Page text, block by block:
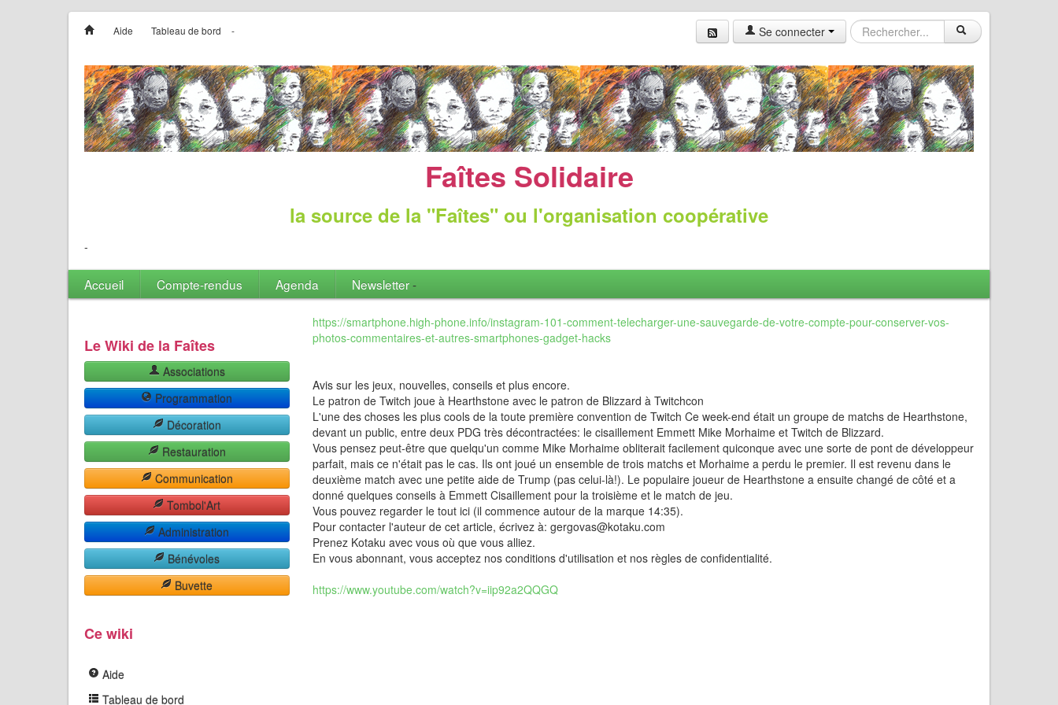
Se connecter
Aide Tableau de bord -
Faîtes Solidaire
la source de la "Faîtes" ou l'organisation coopérative
-
Accueil Compte-rendus Agenda Newsletter-
Le Wiki de la Faîtes
Associations
Programmation
Décoration
Restauration
Communication
Tombol'Art
Administration
Bénévoles
Buvette
Ce wiki
Aide
Tableau de bord
https://smartphone.high-phone.info/instagram-101-comment-telecharger-une-sauvegarde-de-votre-compte-pour-conserver-vos-
photos-commentaires-et-autres-smartphones-gadget-hacks
Avis sur les jeux, nouvelles, conseils et plus encore.
Le patron de Twitch joue à Hearthstone avec le patron de Blizzard à Twitchcon
L'une des choses les plus cools de la toute première convention de Twitch Ce week-end était un groupe de matchs de Hearthstone,
devant un public, entre deux PDG très décontractées: le cisaillement Emmett Mike Morhaime et Twitch de Blizzard.
Vous pensez peut-être que quelqu'un comme Mike Morhaime obliterait facilement quiconque avec une sorte de pont de développeur
parfait, mais ce n'était pas le cas. Ils ont joué un ensemble de trois matchs et Morhaime a perdu le premier. Il est revenu dans le
deuxième match avec une petite aide de Trump (pas celui-là!). Le populaire joueur de Hearthstone a ensuite changé de côté et a
donné quelques conseils à Emmett Cisaillement pour la troisième et le match de jeu.
Vous pouvez regarder le tout ici (il commence autour de la marque 14:35).
Pour contacter l'auteur de cet article, écrivez à: gergovas@kotaku.com
Prenez Kotaku avec vous où que vous alliez.
En vous abonnant, vous acceptez nos conditions d'utilisation et nos règles de confidentialité.
https://www.youtube.com/watch?v=iip92a2QQGQ